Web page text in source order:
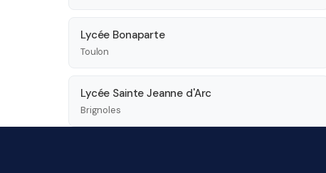
Lycée Bonaparte
Toulon
Lycée Sainte Jeanne d'Arc
Brignoles